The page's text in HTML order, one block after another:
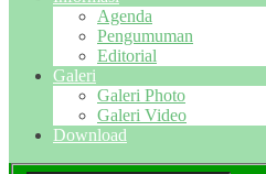
Agenda
Pengumuman
Editorial
Galeri
Galeri Photo
Galeri Video
Download